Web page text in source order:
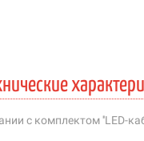
с комплектом ''LED-